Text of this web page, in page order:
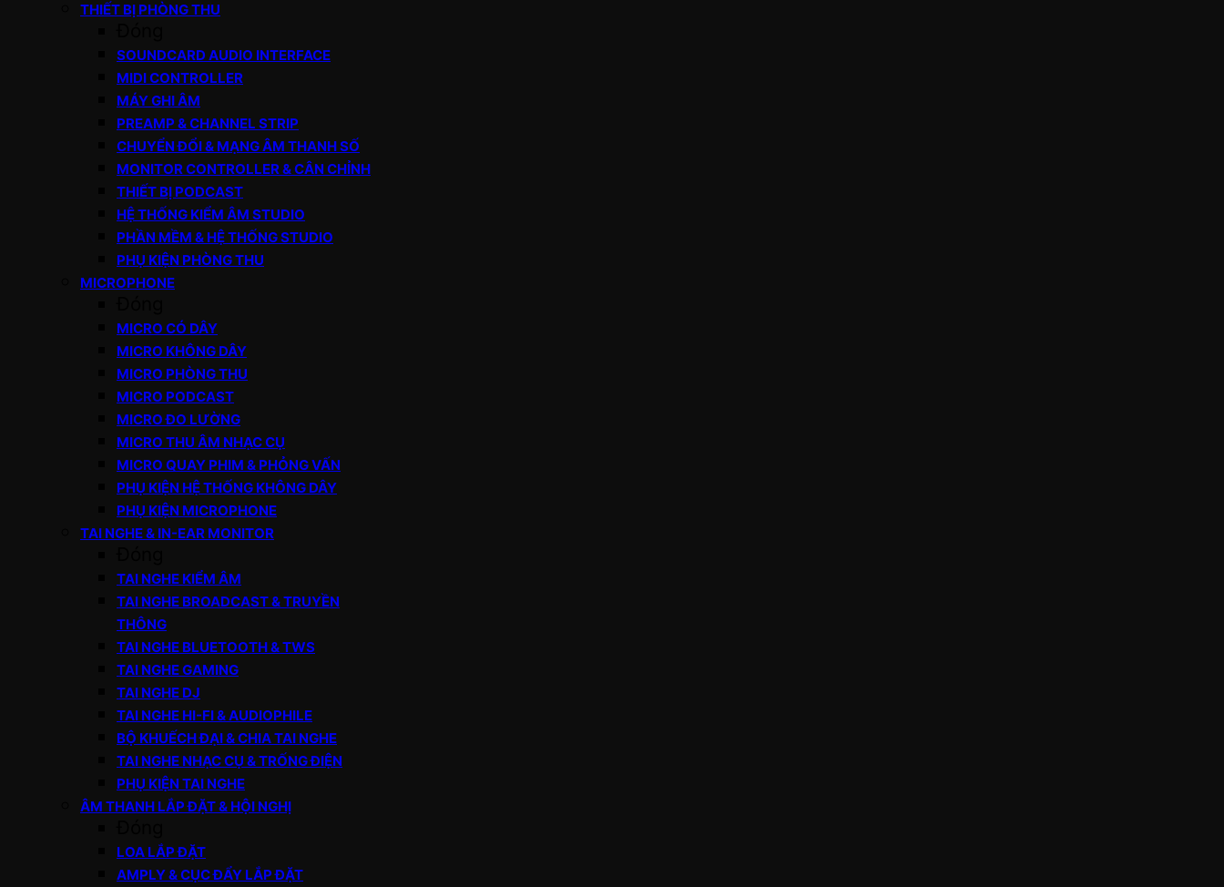
THIẾT BỊ PHÒNG THU
SOUNDCARD AUDIO INTERFACE
MIDI CONTROLLER
MÁY GHI ÂM
PREAMP & CHANNEL STRIP
CHUYỂN ĐỔI & MẠNG ÂM THANH SỐ
MONITOR CONTROLLER & CÂN CHỈNH
THIẾT BỊ PODCAST
HỆ THỐNG KIỂM ÂM STUDIO
PHẦN MỀM & HỆ THỐNG STUDIO
PHỤ KIỆN PHÒNG THU
MICROPHONE
MICRO CÓ DÂY
MICRO KHÔNG DÂY
MICRO PHÒNG THU
MICRO PODCAST
MICRO ĐO LƯỜNG
MICRO THU ÂM NHẠC CỤ
MICRO QUAY PHIM & PHỎNG VẤN
PHỤ KIỆN HỆ THỐNG KHÔNG DÂY
PHỤ KIỆN MICROPHONE
TAI NGHE & IN-EAR MONITOR
TAI NGHE KIỂM ÂM
TAI NGHE BROADCAST & TRUYỀN
THÔNG
TAI NGHE BLUETOOTH & TWS
TAI NGHE GAMING
TAI NGHE DJ
TAI NGHE HI-FI & AUDIOPHILE
BỘ KHUẾCH ĐẠI & CHIA TAI NGHE
TAI NGHE NHẠC CỤ & TRỐNG ĐIỆN
PHỤ KIỆN TAI NGHE
ÂM THANH LẮP ĐẶT & HỘI NGHỊ
LOA LẮP ĐẶT
AMPLY & CỤC ĐẨY LẮP ĐẶT